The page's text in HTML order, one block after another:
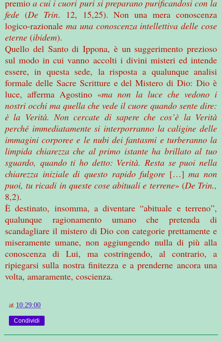
premioa cui i cuori puri si preparano purificandosi con la
fede (De Trin. 12, 15,25). Non una mera conoscenza
logico-razionale ma una conoscenza intellettiva delle cose
eterne (ibidem).
Quello del Santo di Ippona, è un suggerimento prezioso
sul modo in cui vanno accolti i divini misteri ed intende
essere, in questa sede, la risposta a qualunque analisi
formale delle Sacre Scritture e del Mistero di Dio: Dio è
luce, afferma Agostino «ma non la luce che vedono i
nostri occhi ma quella che vede il cuore quando sente dire:
è la Verità. Non cercate di sapere che cos’è la Verità
perché immediatamente si interporranno la caligine delle
immagini corporee e le nubi dei fantasmi e turberanno la
limpida chiarezza che al primo istante ha brillato al tuo
sguardo, quando ti ho detto: Verità. Resta se puoi nella
chiarezza iniziale di questo rapido fulgore […]ma non
puoi, tu ricadi in queste cose abituali e terrene» (De Trin.,
8,2).
È destinato, insomma, a diventare “abituale e terreno”,
qualunque ragionamento umano che pretenda di
scandagliare il mistero di Dio con categorie prettamente e
miseramente umane, non aggiungendo nulla di più alla
conoscenza di Lui, ma costringendo, al contrario, a
ripiegarsi sulla nostra finitezza e a prenderne ancora una
volta, amaramente, coscienza.
at 10:29:00
Condividi